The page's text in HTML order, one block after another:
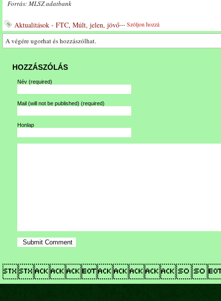
Forrás: MLSZ adatbank
Aktualitások - FTC, Múlt, jelen, jövő---Szóljon hozzá
A végére ugorhat és hozzászólhat.
HOZZÁSZÓLÁS
Név (required)
Mail (will not be published) (required)
Honlap